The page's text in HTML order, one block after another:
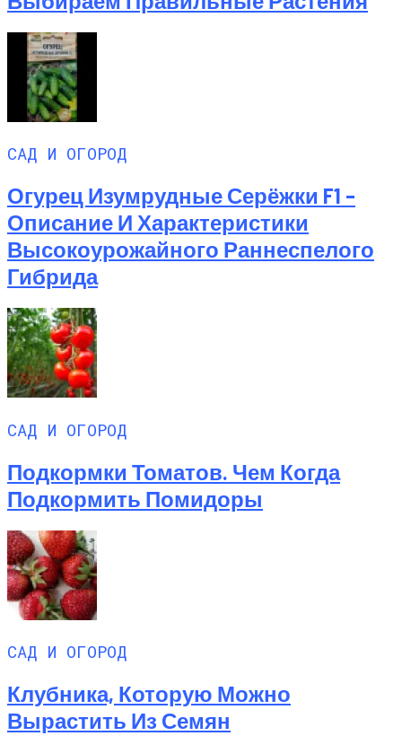
САД И ОГОРОД
Огурец Изумрудные Серёжки F1 –
Описание И Характеристики
Высокоурожайного Раннеспелого
Гибрида
САД И ОГОРОД
Подкормки Томатов. Чем Когда
Подкормить Помидоры
САД И ОГОРОД
Клубника, Которую Можно
Вырастить Из Семян